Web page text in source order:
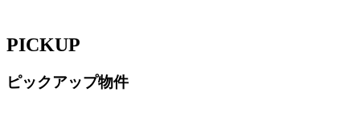
PICKUP
ピックアップ物件